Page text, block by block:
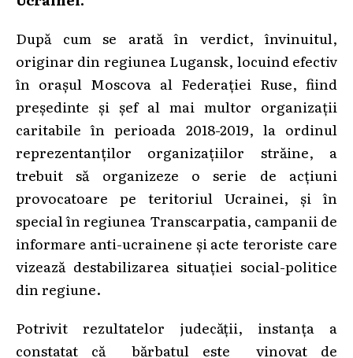
După cum se arată în verdict, învinuitul,
originar din regiunea Lugansk, locuind efectiv
în orașul Moscova al Federației Ruse, fiind
președinte și șef al mai multor organizații
caritabile în perioada 2018-2019, la ordinul
reprezentanților organizațiilor străine, a
trebuit să organizeze o serie de acțiuni
provocatoare pe teritoriul Ucrainei, și în
special în regiunea Transcarpatia, campanii de
informare anti-ucrainene și acte teroriste care
vizează destabilizarea situației social-politice
din regiune.
Potrivit rezultatelor judecății, instanța a
constatat că bărbatul este vinovat de